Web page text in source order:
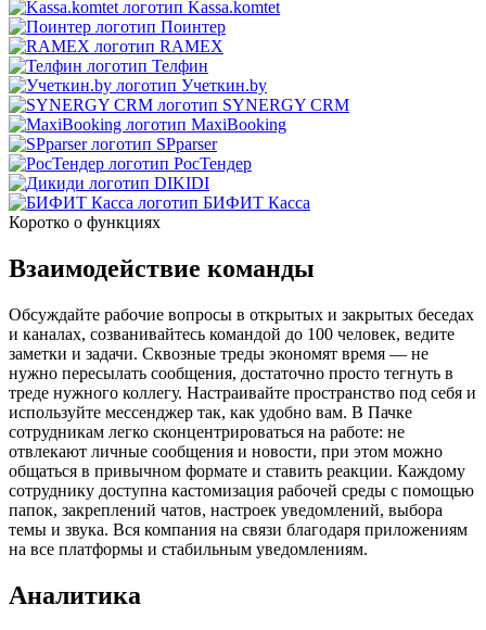
Kassa.komtet
Поинтер
RAMEX
Телфин
Учеткин.by
SYNERGY CRM
MaxiBooking
SPparser
РосТендер
DIKIDI
БИФИТ Касса
Коротко о функциях
Взаимодействие команды
Обсуждайте рабочие вопросы в открытых и закрытых беседах
и каналах, созванивайтесь командой до 100 человек, ведите
заметки и задачи. Сквозные треды экономят время — не
нужно пересылать сообщения, достаточно просто тегнуть в
треде нужного коллегу. Настраивайте пространство под себя и
используйте мессенджер так, как удобно вам. В Пачке
сотрудникам легко сконцентрироваться на работе: не
отвлекают личные сообщения и новости, при этом можно
общаться в привычном формате и ставить реакции. Каждому
сотруднику доступна кастомизация рабочей среды с помощью
папок, закреплений чатов, настроек уведомлений, выбора
темы и звука. Вся компания на связи благодаря приложениям
на все платформы и стабильным уведомлениям.
Аналитика